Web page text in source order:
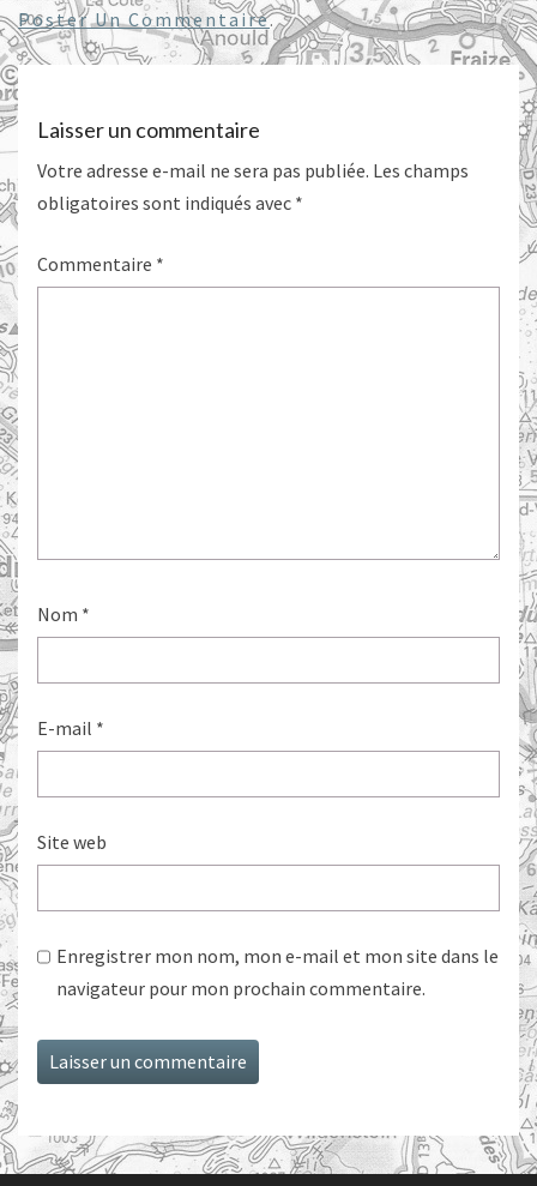
Poster Un Commentaire.
Laisser un commentaire
Votre adresse e-mail ne sera pas publiée. Les champs
obligatoires sont indiqués avec *
Commentaire *
Nom *
E-mail *
Site web
Enregistrer mon nom, mon e-mail et mon site dans le
navigateur pour mon prochain commentaire.